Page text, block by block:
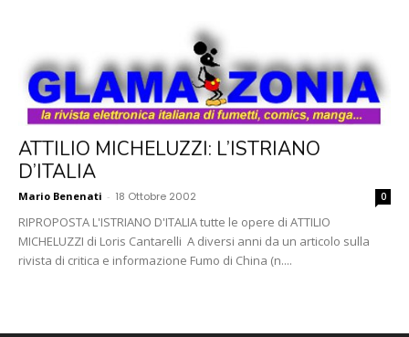
ATTILIO MICHELUZZI: L’ISTRIANO
D’ITALIA
Mario Benenati - 18 Ottobre 2002 0
RIPROPOSTA L'ISTRIANO D'ITALIA tutte le opere di ATTILIO
MICHELUZZI di Loris Cantarelli A diversi anni da un articolo sulla
rivista di critica e informazione Fumo di China (n....